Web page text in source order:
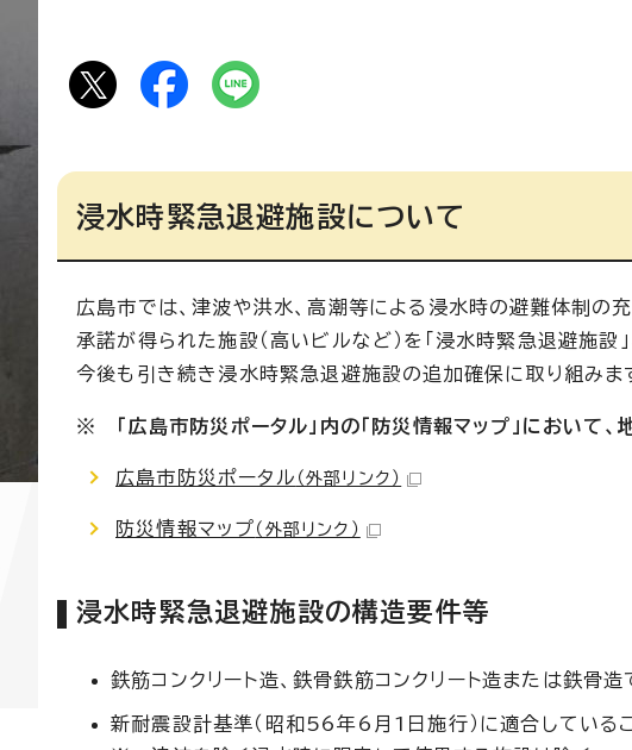
浸水時緊急退避施設について
広島市では、津波や洪水、高潮等による浸水時の避難体制の
承諾が得られた施設（高いビルなど）を「浸水時緊急退避施設」
今後も引き続き浸水時緊急退避施設の追加確保に取り組みま
※ 「広島市防災ポータル」内の「防災情報マップ」において、
広島市防災ポータル （外部リンク）
防災情報マップ （外部リンク）
浸水時緊急退避施設の構造要件等
鉄筋コンクリート造、鉄骨鉄筋コンクリート造または鉄骨造
新耐震設計基準（昭和56年6月1日施行）に適合している